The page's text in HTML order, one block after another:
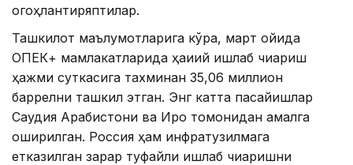
огоҳлантиряптилар.
Ташкилот маълумотларига кўра, март ойида
ОПЕК+ мамлакатларида ҳақиқий ишлаб чиқариш
ҳажми суткасига тахминан 35,06 миллион
баррелни ташкил этган. Энг катта пасайишлар
Саудия Арабистони ва Ироқ томонидан амалга
оширилган. Россия ҳам инфратузилмага
етказилган зарар туфайли ишлаб чиқаришни